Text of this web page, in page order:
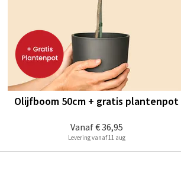
Vanaf€ 36,95
Olijfboom 50cm + gratis plantenpot
Levering vanaf 11 aug